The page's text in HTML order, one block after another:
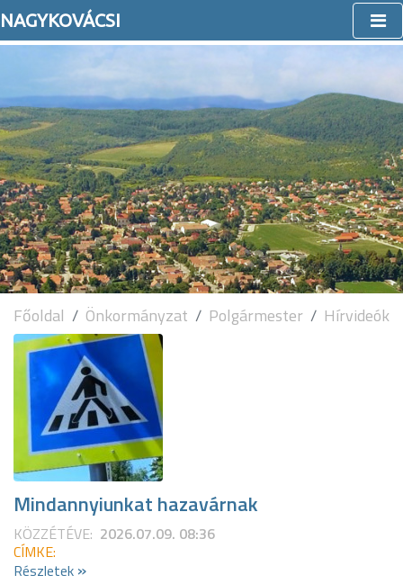
NAGYKOVÁCSI
Főoldal Önkormányzat Polgármester Hírvideók
Mindannyiunkat hazavárnak
KÖZZÉTÉVE: 2026.07.09. 08:36
CÍMKE:
Részletek »